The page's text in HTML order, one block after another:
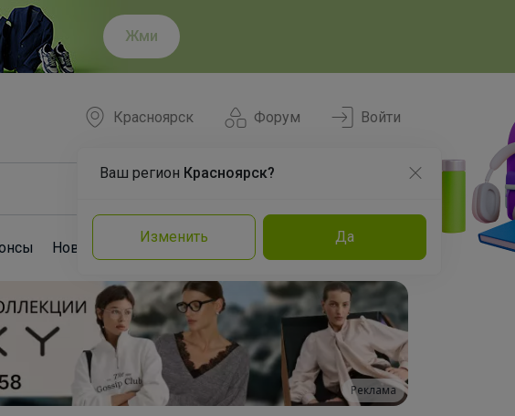
Жми
Форум
Красноярск
Ваш регион Красноярск?
Изменить Да
Войти
Новости Команда Эксперты
Реклама